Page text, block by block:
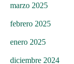
marzo 2025
febrero 2025
enero 2025
diciembre 2024